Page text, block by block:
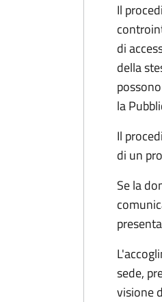
Il
di
della
la
Il
di un
Se la
sede,
visione